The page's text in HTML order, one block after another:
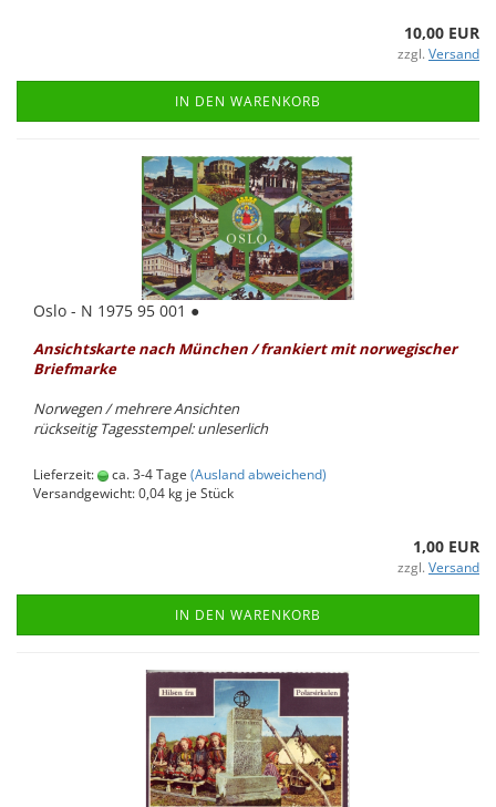
10,00 EUR
zzgl. Versand
IN DEN WARENKORB
Oslo - N 1975 95 001 ●
An­sichts­kar­tenach Mün­chen / fran­kiert mit nor­we­gi­scher
Brief­mar­ke
Nor­we­gen / meh­re­re An­sich­ten
rück­sei­tig Ta­ges­stem­pel: un­le­ser­lich
Lieferzeit: ca. 3-4 Tage (Ausland abweichend)
Versandgewicht:0,04 kg je Stück
1,00 EUR
zzgl. Versand
IN DEN WARENKORB